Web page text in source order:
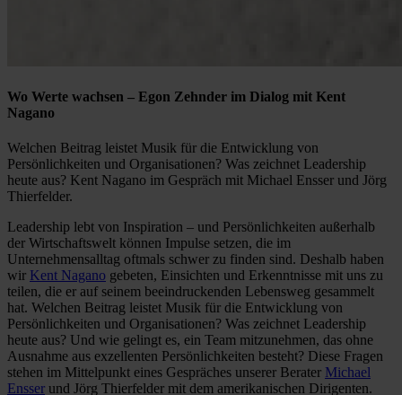
Wo Werte wachsen – Egon Zehnder im Dialog mit Kent
Nagano
Welchen Beitrag leistet Musik für die Entwicklung von
Persönlichkeiten und Organisationen? Was zeichnet Leadership
heute aus? Kent Nagano im Gespräch mit Michael Ensser und Jörg
Thierfelder.
Leadership lebt von Inspiration – und Persönlichkeiten außerhalb
der Wirtschaftswelt können Impulse setzen, die im
Unternehmensalltag oftmals schwer zu finden sind. Deshalb haben
wir Kent Nagano gebeten, Einsichten und Erkenntnisse mit uns zu
teilen, die er auf seinem beeindruckenden Lebensweg gesammelt
hat. Welchen Beitrag leistet Musik für die Entwicklung von
Persönlichkeiten und Organisationen? Was zeichnet Leadership
heute aus? Und wie gelingt es, ein Team mitzunehmen, das ohne
Ausnahme aus exzellenten Persönlichkeiten besteht? Diese Fragen
stehen im Mittelpunkt eines Gespräches unserer Berater Michael
Ensser und Jörg Thierfelder mit dem amerikanischen Dirigenten.